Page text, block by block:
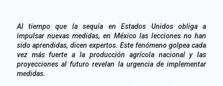
Al tiempo que la sequía en Estados Unidos obliga a
impulsar nuevas medidas, en México las lecciones no han
sido aprendidas, dicen expertos. Este fenómeno golpea cada
vez más fuerte a la producción agrícola nacional y las
proyecciones al futuro revelan la urgencia de implementar
medidas.